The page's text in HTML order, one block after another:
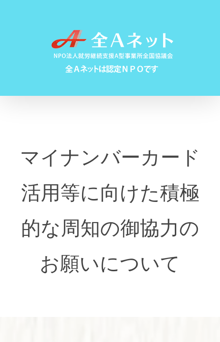
マイナンバーカード
活用等に向けた積極
的な周知の御協力の
お願いについて